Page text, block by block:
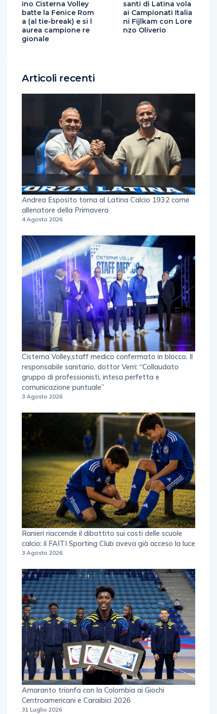
ino Cisterna Volley
batte la Fenice Rom
a (al tie-break) e si l
aurea campione re
gionale
santi di Latina vola
ai Campionati Italia
ni Fijlkam con Lore
nzo Oliverio
Articoli recenti
Andrea Esposito torna al Latina Calcio 1932 come
allenatore della Primavera
4 Agosto 2026
Cisterna Volley,staff medico confermato in blocco. Il
responsabile sanitario, dottor Verri: “Collaudato
gruppo di professionisti, intesa perfetta e
comunicazione puntuale”
3 Agosto 2026
Ranieri riaccende il dibattito sui costi delle scuole
calcio: il FAITI Sporting Club aveva già acceso la luce
3 Agosto 2026
Amaranto trionfa con la Colombia ai Giochi
Centroamericani e Caraibici 2026
31 Luglio 2026